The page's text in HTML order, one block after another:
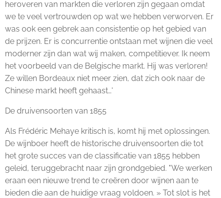
heroveren van markten die verloren zijn gegaan omdat
we te veel vertrouwden op wat we hebben verworven. Er
was ook een gebrek aan consistentie op het gebied van
de prijzen. Er is concurrentie ontstaan ​​met wijnen die veel
moderner zijn dan wat wij maken, competitiever. Ik neem
het voorbeeld van de Belgische markt. Hij was verloren!
Ze willen Bordeaux niet meer zien, dat zich ook naar de
Chinese markt heeft gehaast…'
De druivensoorten van 1855
Als Frédéric Mehaye kritisch is, komt hij met oplossingen.
De wijnboer heeft de historische druivensoorten die tot
het grote succes van de classificatie van 1855 hebben
geleid, teruggebracht naar zijn grondgebied. "We werken
eraan een nieuwe trend te creëren door wijnen aan te
bieden die aan de huidige vraag voldoen. » Tot slot is het